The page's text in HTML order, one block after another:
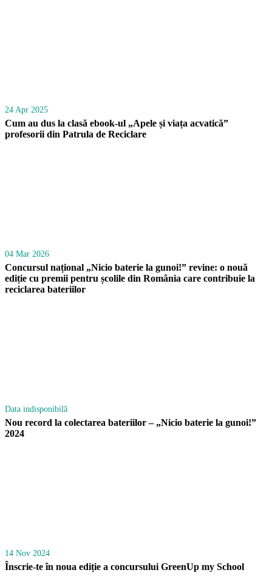
24 Apr 2025
Cum au dus la clasă ebook-ul „Apele și viața acvatică”
profesorii din Patrula de Reciclare
04 Mar 2026
Concursul național „Nicio baterie la gunoi!” revine: o nouă
ediție cu premii pentru școlile din România care contribuie la
reciclarea bateriilor
Data indisponibilă
Nou record la colectarea bateriilor – „Nicio baterie la gunoi!”
2024
14 Nov 2024
Înscrie-te în noua ediție a concursului GreenUp my School